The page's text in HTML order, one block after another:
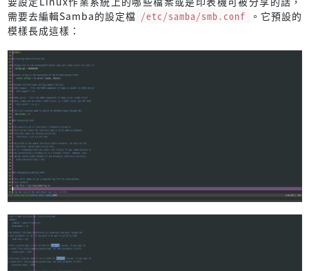
需要去編輯Samba的設定檔 /etc/samba/smb.conf
。它預設的
模樣長成這樣：